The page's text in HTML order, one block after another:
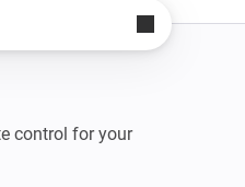
control for your